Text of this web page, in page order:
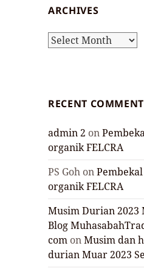
ARCHIVES
Archives
RECENT
admin 2 on
organik FELCRA
PS Goh on
organik FELCRA
Musim Durian 2023
Blog
com onMusim dan
durian Muar 2023